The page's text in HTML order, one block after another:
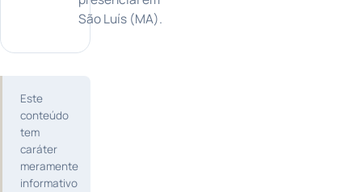
São Luís (MA).
Este
conteúdo
tem
caráter
meramente
informativo